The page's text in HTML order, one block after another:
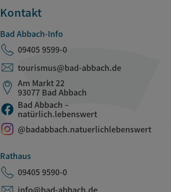
Kontakt
Bad Abbach-Info
09405 9599-0
tourismus@bad-abbach.de
Am Markt 22
93077 Bad Abbach
Bad Abbach –
natürlich.lebenswert
@badabbach.natuerlichlebenswert
Rathaus
09405 9590-0